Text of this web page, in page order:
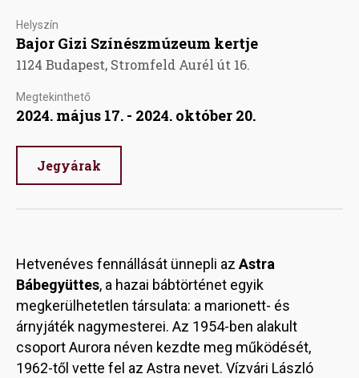
Helyszín
Bajor Gizi Színészmúzeum kertje
1124 Budapest, Stromfeld Aurél út 16.
Megtekinthető
2024. május 17. - 2024. október 20.
Jegyárak
Hetvenéves fennállását ünnepli azAstra
Bábegyüttes, a hazai bábtörténet egyik
megkerülhetetlen társulata: a marionett- és
árnyjáték nagymesterei. Az 1954-ben alakult
csoport Aurora néven kezdte meg működését,
1962-től vette fel az Astra nevet. Vízvári László